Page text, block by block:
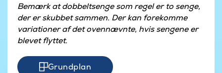
Bemærk at dobbeltsenge som regel er to senge,
der er skubbet sammen. Der kan forekomme
variationer af det ovennævnte, hvis sengene er
blevet flyttet.
Grundplan